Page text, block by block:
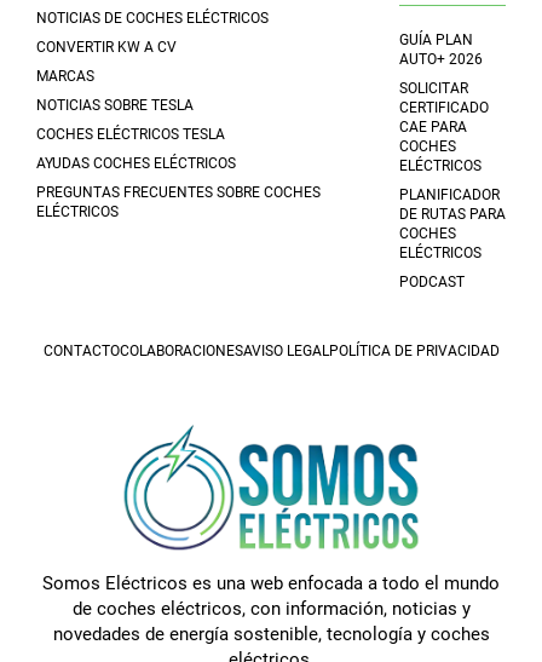
NOTICIAS DE COCHES ELÉCTRICOS
CONVERTIR KW A CV
MARCAS
NOTICIAS SOBRE TESLA
COCHES ELÉCTRICOS TESLA
AYUDAS COCHES ELÉCTRICOS
PREGUNTAS FRECUENTES SOBRE COCHES
ELÉCTRICOS
GUÍA PLAN
AUTO+ 2026
SOLICITAR
CERTIFICADO
CAE PARA
COCHES
ELÉCTRICOS
PLANIFICADOR
DE RUTAS PARA
COCHES
ELÉCTRICOS
PODCAST
CONTACTOCOLABORACIONESAVISO LEGALPOLÍTICA DE PRIVACIDAD
Somos Eléctricos es una web enfocada a todo el mundo
de coches eléctricos, con información, noticias y
novedades de energía sostenible, tecnología y coches